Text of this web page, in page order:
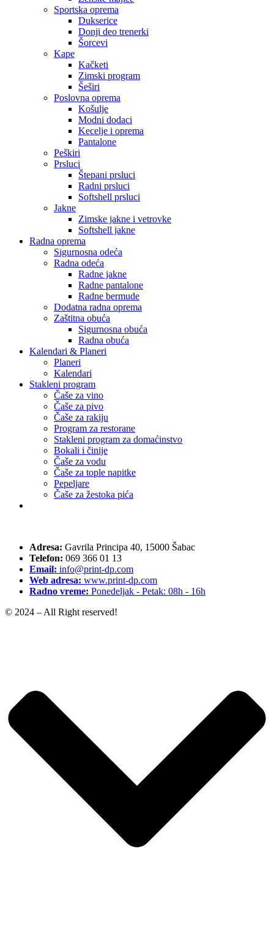
Sportska oprema
Dukserice
Donji deo trenerki
Šorcevi
Kape
Kačketi
Zimski program
Šeširi
Poslovna oprema
Košulje
Modni dodaci
Kecelje i oprema
Pantalone
Peškiri
Prsluci
Štepani prsluci
Radni prsluci
Softshell prsluci
Jakne
Zimske jakne i vetrovke
Softshell jakne
Radna oprema
Sigurnosna odeća
Radna odeća
Radne jakne
Radne pantalone
Radne bermude
Dodatna radna oprema
Zaštitna obuća
Sigurnosna obuća
Radna obuća
Kalendari & Planeri
Planeri
Kalendari
Stakleni program
Čaše za vino
Čaše za pivo
Čaše za rakiju
Program za restorane
Stakleni program za domaćinstvo
Bokali i činije
Čaše za vodu
Čaše za tople napitke
Pepeljare
Čaše za žestoka pića
Adresa: Gavrila Principa 40, 15000 Šabac
Telefon: 069 366 01 13
Email: info@print-dp.com
Web adresa: www.print-dp.com
Radno vreme: Ponedeljak - Petak: 08h - 16h
© 2024 – All Right reserved!